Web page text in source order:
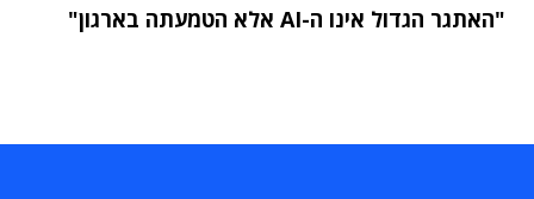
"האתגר הגדול אינו ה-AI אלא הטמעתה בארגון"